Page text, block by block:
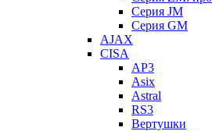
Серия JM
Серия GM
AJAX
CISA
AP3
Asix
Astral
RS3
Вертушки